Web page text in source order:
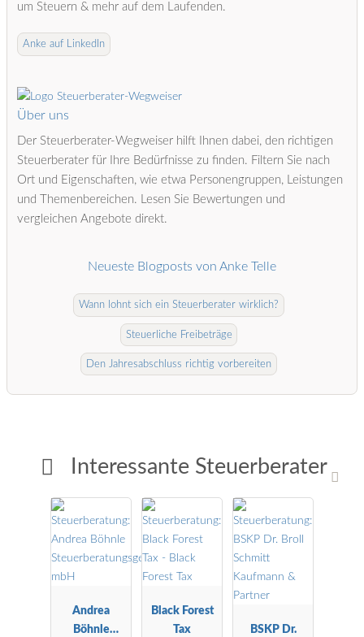
Interessante Steuerberater
Andrea
Böhnle
Black Forest
Tax
BSKP Dr.
um Steuern & mehr auf dem Laufenden.
Anke auf LinkedIn
Über uns
Der Steuerberater-Wegweiser hilft Ihnen dabei, den richtigen
Steuerberater für Ihre Bedürfnisse zu finden. Filtern Sie nach
Ort und Eigenschaften, wie etwa Personengruppen, Leistungen
und Themenbereichen. Lesen Sie Bewertungen und
vergleichen Angebote direkt.
Neueste Blogposts von Anke Telle
Wann lohnt sich ein Steuerberater wirklich?
Steuerliche Freibeträge
Den Jahresabschluss richtig vorbereiten